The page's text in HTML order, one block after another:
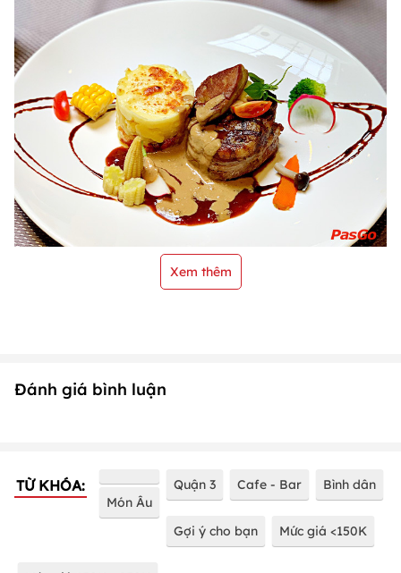
Xem thêm
Đánh giá bình luận
TỪ KHÓA:
Món Âu
Quận 3 Cafe - Bar Bình dân
Gợi ý cho bạn Mức giá <150K